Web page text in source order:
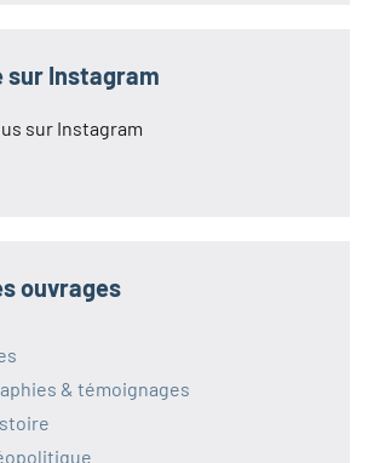
sur Instagram
sur Instagram
ouvrages
& témoignages